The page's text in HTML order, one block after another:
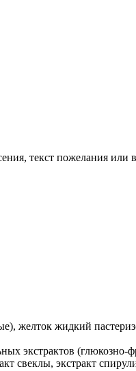
текст пожелания
желток жидкий
экстрактов
свеклы, экстракт